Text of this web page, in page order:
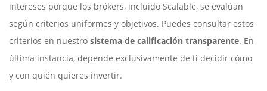
intereses porque los brókers, incluido Scalable, se evalúan
según criterios uniformes y objetivos. Puedes consultar estos
criterios en nuestro sistema de calificación transparente. En
última instancia, depende exclusivamente de ti decidir cómo
y con quién quieres invertir.